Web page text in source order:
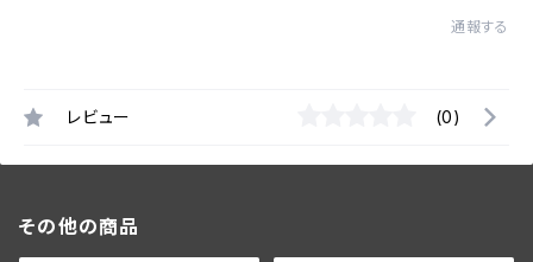
通報する
レビュー (0)
その他の商品